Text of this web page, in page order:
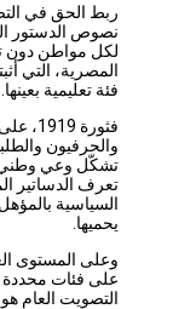
ربط الحق في التصويت
نصوص الدستور
لكل مواطن دون تمييز.
المصرية، التي أثبتت
فئة تعليمية بعينها.
فثورة 1919،
والحرفيون والطلبة،
تشكّل وعي وطني جامع
تعرف الدساتير
السياسية بالمؤهل
وعلى المستوى
على فئات محددة عن
التصويت العام هو